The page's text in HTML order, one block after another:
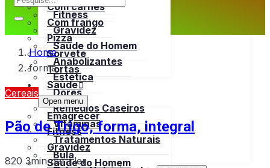
Fitness
Gravidez
Saúde do Homem
Anabolizantes
Estética
Dores
Remédios Caseiros
Vitaminas
Tratamentos Naturais
Bula
Com carnes
Com frango
Pizza
Sorvete
Tortas
Saúde
Open menu
Emagrecer
Fitness
Gravidez
Saúde do Homem
Home
forma
Cereais
Pão de Trigo, forma, integral
820 3min para ler